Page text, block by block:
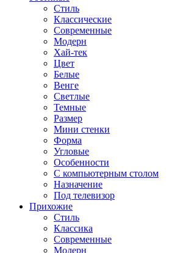
Стиль
Классические
Современные
Модерн
Хай-тек
Цвет
Белые
Венге
Светлые
Темные
Размер
Мини стенки
Форма
Угловые
Особенности
С компьютерным столом
Назначение
Под телевизор
Прихожие
Стиль
Классика
Современные
Модерн